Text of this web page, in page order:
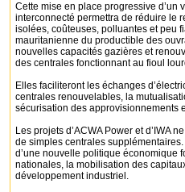
Cette mise en place progressive d’un
interconnecté permettra de réduire le
isolées, coûteuses, polluantes et peu
mauritanienne du productible des
nouvelles capacités gazières et
des centrales fonctionnant au fioul
Elles faciliteront les échanges
centrales renouvelables, la
sécurisation des approvisionnements
Les projets d’ACWA Power et d’IWA
de simples centrales
d’une nouvelle politique économique
nationales, la mobilisation des
développement industriel.